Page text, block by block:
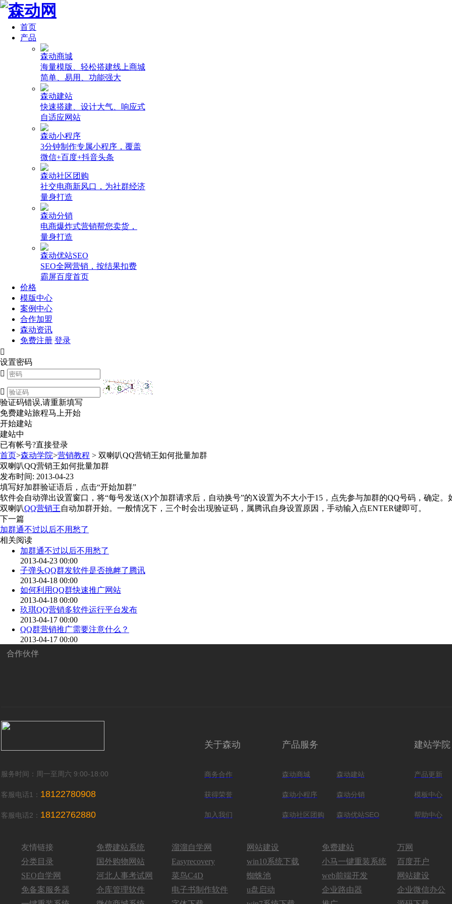
首页
产品
森动商城
海量模版、轻松搭建线上商城
简单、易用、功能强大
森动建站
快速搭建、设计大气、响应式
自适应网站
森动小程序
3分钟制作专属小程序，覆盖
微信+百度+抖音头条
森动社区团购
社交电商新风口，为社群经济
量身打造
森动分销
电商爆炸式营销帮您卖货，
量身打造
森动优站SEO
SEO全网营销，按结果扣费
霸屏百度首页
价格
模版中心
案例中心
合作加盟
森动资讯
免费注册 登录

设置密码


验证码错误,请重新填写
免费建站旅程马上开始
开始建站
建站中
已有帐号?直接登录
首页>森动学院>营销教程 > 双喇叭QQ营销王如何批量加群
双喇叭QQ营销王如何批量加群
发布时间: 2013-04-23
填写好加群验证语后，点击“开始加群”
软件会自动弹出设置窗口，将“每号发送(X)个加群请求后，自动换号”的X设置为不大小于15，点先参与加群的QQ号码，确定。
双喇叭QQ营销王自动加群开始。一般情况下，三个时会出现验证码，属腾讯自身设置原因，手动输入点ENTER键即可。
下一篇
加群通不过以后不用愁了
相关阅读
加群通不过以后不用愁了
2013-04-23 00:00
子弹头QQ群发软件是否挑衅了腾讯
2013-04-18 00:00
如何利用QQ群快速推广网站
2013-04-18 00:00
玖琪QQ营销多软件运行平台发布
2013-04-17 00:00
QQ群营销推广需要注意什么？
2013-04-17 00:00
合作伙伴
关于森动 产品服务 建站学院
服务时间：周一至周六 9:00-18:00
客服电话1： 18122780908
客服电话2： 18122762880
商务合作
获得荣誉
加入我们
森动商城
森动小程序
森动社区团购
森动建站
森动分销
森动优站SEO
产品更新
模板中心
帮助中心
友情链接 免费建站系统 溜溜自学网 网站建设 免费建站
万网
分类目录
国外购物网站 Easyrecovery win10系统下载 小马一键重装系统
百度开户
SEO自学网
河北人事考试网 菜鸟C4D 蜘蛛池 web前端开发
网站建设
免备案服务器
仓库管理软件 电子书制作软件 u盘启动 企业路由器
企业微信办公